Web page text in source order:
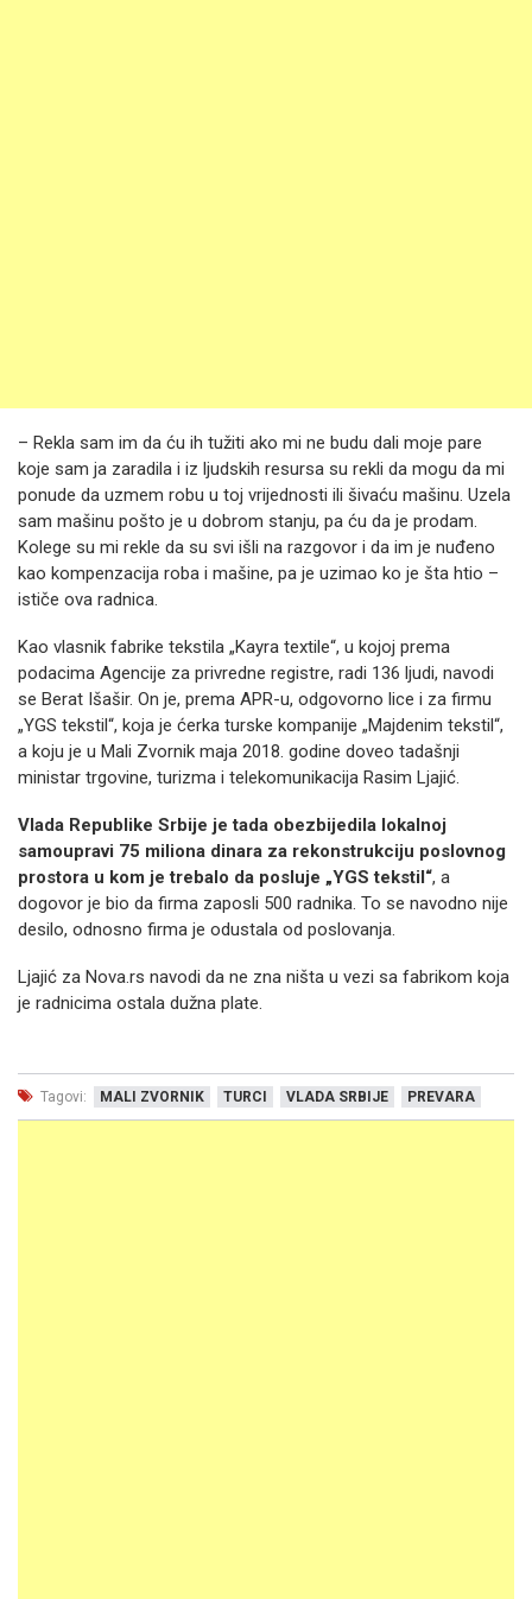
– Rekla sam im da ću ih tužiti ako mi ne budu dali moje pare
koje sam ja zaradila i iz ljudskih resursa su rekli da mogu da mi
ponude da uzmem robu u toj vrijednosti ili šivaću mašinu. Uzela
sam mašinu pošto je u dobrom stanju, pa ću da je prodam.
Kolege su mi rekle da su svi išli na razgovor i da im je nuđeno
kao kompenzacija roba i mašine, pa je uzimao ko je šta htio –
ističe ova radnica.
Kao vlasnik fabrike tekstila „Kayra textile“, u kojoj prema
podacima Agencije za privredne registre, radi 136 ljudi, navodi
se Berat Išašir. On je, prema APR-u, odgovorno lice i za firmu
„YGS tekstil“, koja je ćerka turske kompanije „Majdenim tekstil“,
a koju je u Mali Zvornik maja 2018. godine doveo tadašnji
ministar trgovine, turizma i telekomunikacija Rasim Ljajić.
Vlada Republike Srbije je tada obezbijedila lokalnoj
samoupravi 75 miliona dinara za rekonstrukciju poslovnog
prostora u kom je trebalo da posluje „YGS tekstil“, a
dogovor je bio da firma zaposli 500 radnika. To se navodno nije
desilo, odnosno firma je odustala od poslovanja.
Ljajić za Nova.rs navodi da ne zna ništa u vezi sa fabrikom koja
je radnicima ostala dužna plate.
Tagovi: MALI ZVORNIK TURCI VLADA SRBIJE PREVARA